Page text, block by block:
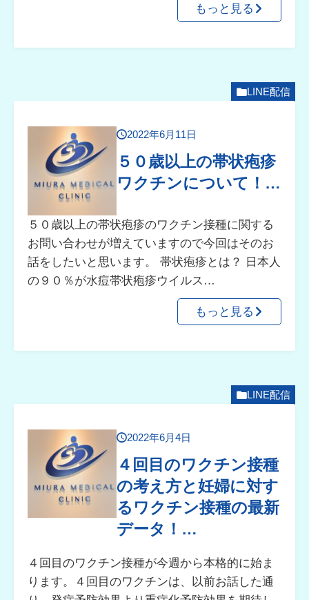
もっと見る
LINE配信
2022年6月11日
５０歳以上の帯状疱疹
ワクチンについて！…
５０歳以上の帯状疱疹のワクチン接種に関する
お問い合わせが増えていますので今回はそのお
話をしたいと思います。 帯状疱疹とは？ 日本人
の９０％が水痘帯状疱疹ウイルス…
もっと見る
LINE配信
2022年6月4日
４回目のワクチン接種
の考え方と妊婦に対す
るワクチン接種の最新
データ！…
４回目のワクチン接種が今週から本格的に始ま
ります。４回目のワクチンは、以前お話した通